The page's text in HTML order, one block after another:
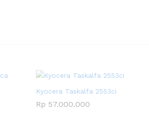
Kyocera Taskalfa 2553ci
Rp 57.000.000